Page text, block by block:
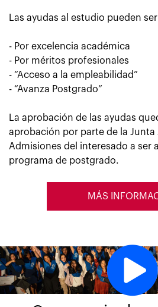
Las ayudas al estudio pueden
- Por excelencia académica
- Por méritos profesionales
- “Acceso a la empleabilidad”
- “Avanza Postgrado”
La aprobación de las ayudas
aprobación por parte de la Junta
Admisiones del interesado a ser
programa de postgrado.
MÁS